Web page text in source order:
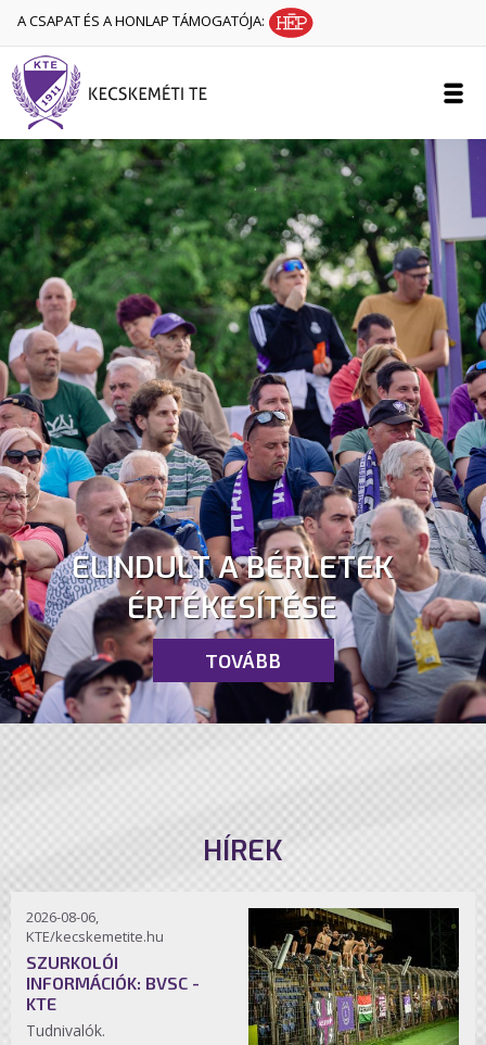
A CSAPAT ÉS A HONLAP TÁMOGATÓJA:
ELINDULT A BÉRLETEK
ÉRTÉKESÍTÉSE
TOVÁBB
HÍREK
2026-08-06,
KTE/kecskemetite.hu
SZURKOLÓI
INFORMÁCIÓK: BVSC -
KTE
Tudnivalók.